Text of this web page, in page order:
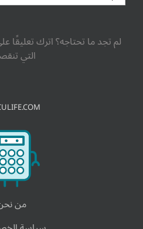
لم تجد ما تحتاجه؟ اترك تعليقًا
التي
من